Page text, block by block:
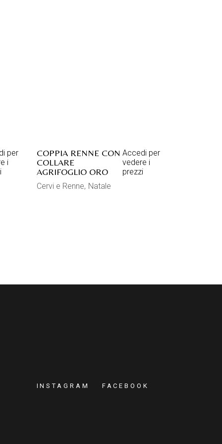
per
i
COPPIA RENNE CON
COLLARE
AGRIFOGLIO ORO
Accedi per
vedere i
prezzi
Cervi e Renne Natale
INSTAGRAM FACEBOOK